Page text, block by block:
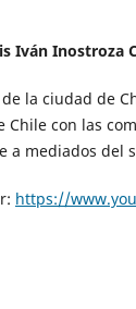
Iván Inostroza
la ciudad de
Chile con las
a mediados del
https://